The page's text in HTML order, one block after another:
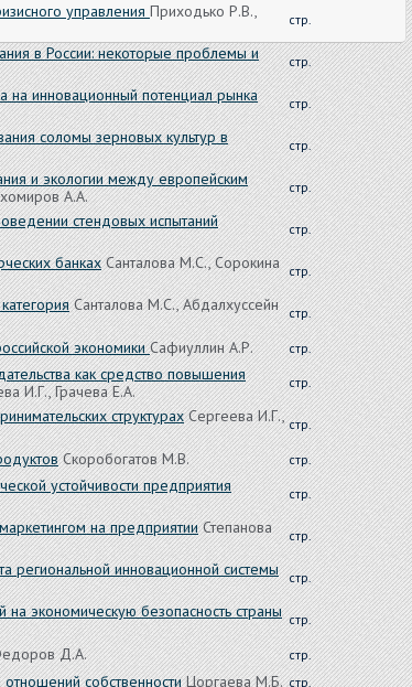
управления Приходько Р.В.,
стр.
в России: некоторые проблемы и
стр.
на инновационный потенциал рынка
стр.
соломы зерновых культур в
стр.
и экологии между европейским
А.А. стр.
стендовых испытаний
стр.
банкахСанталова М.С., Сорокина стр.
Санталова М.С., Абдалхуссейн стр.
экономикиСафиуллин А.Р. стр.
как средство повышения
И.Г., Грачева Е.А. стр.
структурахСергеева И.Г., стр.
Скоробогатов М.В. стр.
устойчивости предприятия
стр.
на предприятииСтепанова
стр.
региональной инновационной системы стр.
экономическую безопасность страны стр.
Д.А. стр.
собственностиЦоргаева М.Б. стр.